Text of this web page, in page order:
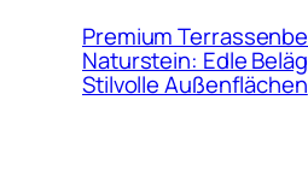
Premium
Naturstein: Edle
Stilvolle Außenflächen